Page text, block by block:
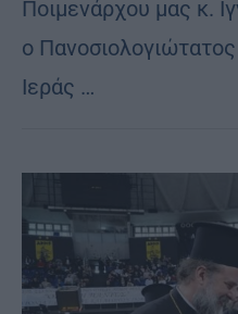
Ποιμενάρχου μας κ.
ο
Ιεράς …